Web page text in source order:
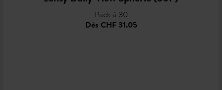
Pack à 30
Dès CHF 31.05